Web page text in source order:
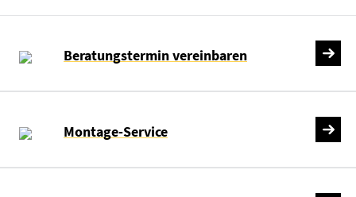
Beratungstermin vereinbaren
Montage-Service